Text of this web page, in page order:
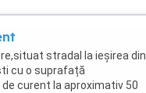
stradal la ieșirea din
cu o suprafață
curent la aproximativ 50